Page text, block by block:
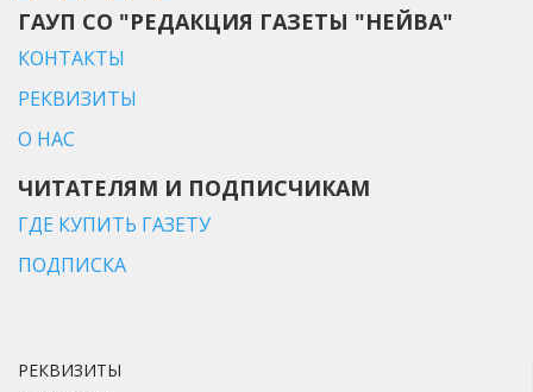
ГАУП СО "РЕДАКЦИЯ ГАЗЕТЫ "НЕЙВА"
КОНТАКТЫ
РЕКВИЗИТЫ
О НАС
ЧИТАТЕЛЯМ И ПОДПИСЧИКАМ
ГДЕ КУПИТЬ ГАЗЕТУ
ПОДПИСКА
РЕКВИЗИТЫ